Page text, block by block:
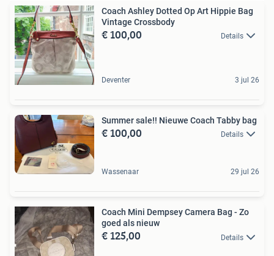
Coach Ashley Dotted Op Art Hippie Bag
Vintage Crossbody
€ 100,00 Details
Deventer 3 jul 26
Summer sale!! Nieuwe Coach Tabby bag
€ 100,00 Details
Wassenaar 29 jul 26
Coach Mini Dempsey Camera Bag - Zo
goed als nieuw
€ 125,00 Details